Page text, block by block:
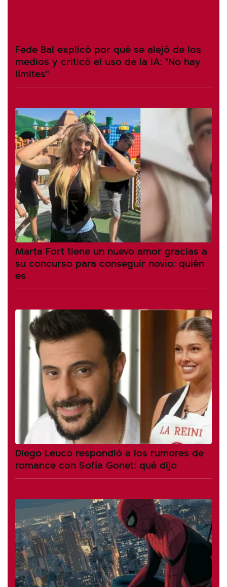
Fede Bal explicó por qué se alejó de los
medios y criticó el uso de la IA: "No hay
límites"
Marta Fort tiene un nuevo amor gracias a
su concurso para conseguir novio: quién
es
Diego Leuco respondió a los rumores de
romance con Sofía Gonet: qué dijo